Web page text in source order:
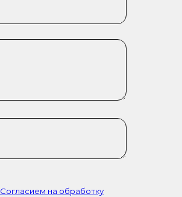
Согласием на обработку